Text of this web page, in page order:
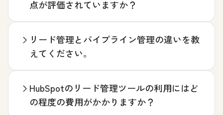
点が評価されていますか？
リード管理とパイプライン管理の違いを教
えてください。
HubSpotのリード管理ツールの利用にはど
の程度の費用がかかりますか？